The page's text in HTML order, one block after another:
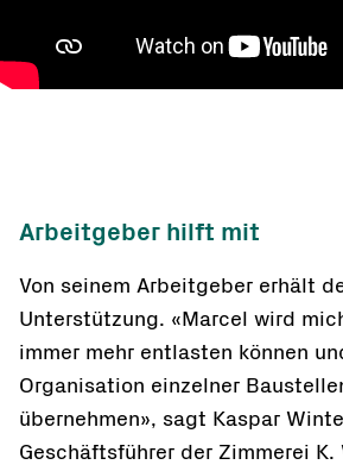
Arbeitgeber hilft mit
Von seinem Arbeitgeber erhält
Unterstützung. «Marcel wird
immer mehr entlasten können
Organisation einzelner
übernehmen», sagt Kaspar
Geschäftsführer der Zimmerei